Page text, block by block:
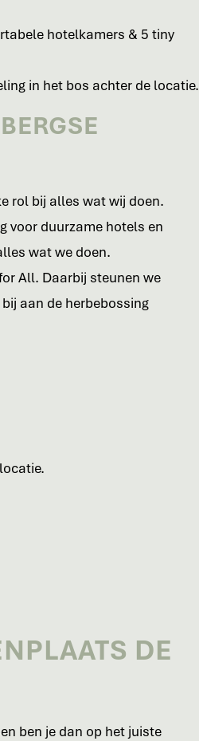
hotelkamers & 5 tiny
in het bos achter de locatie.
rol bij alles wat wij doen.
voor duurzame hotels en
wat we doen.
All. Daarbij steunen we
aan de herbebossing
DE
ben je dan op het juiste